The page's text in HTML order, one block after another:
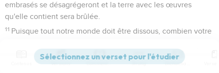
embrasés se désagrégeront et la terre avec les œuvres
qu'elle contient sera brûlée.
11 Puisque tout notre monde doit être dissous, combien votre
Attendez et hâtez la venue du jour de Dieu, jour où le ciel
Versions Commentaires Strong